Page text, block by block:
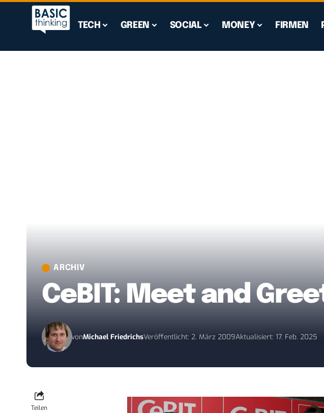
TECH GREEN SOCIAL MONEY FIRMEN
ARCHIV
CeBIT: Meet and
vonMichael FriedrichsVeröffentlicht: 2. März 2009Aktualisiert: 17. Feb. 2025
Teilen